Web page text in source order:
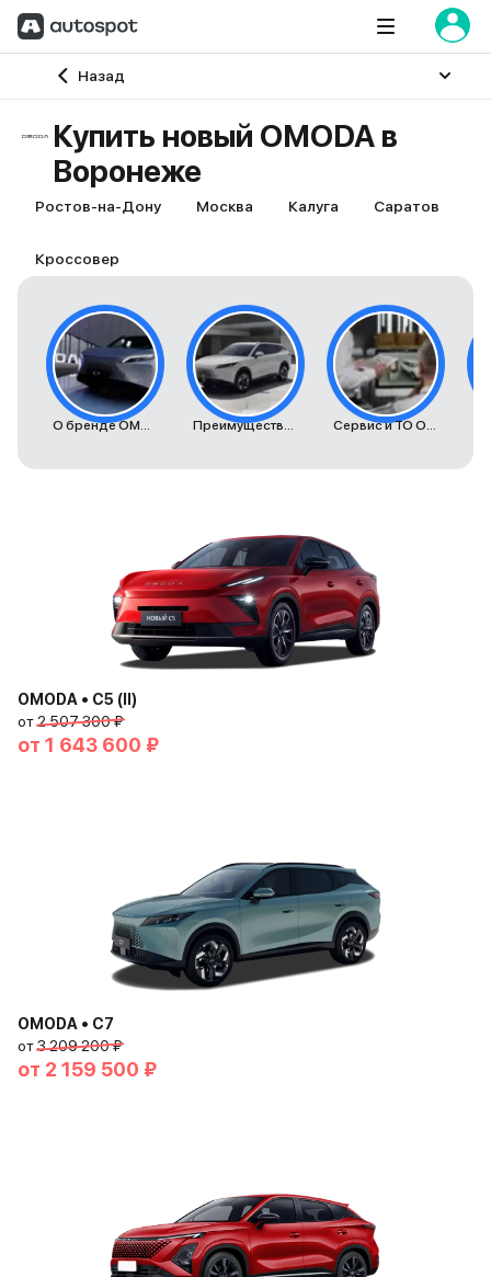
Назад
Главная
Купить новый OMODA в
Воронеже
Ростов-на-Дону Москва Калуга Саратов
Кроссовер
О бренде OMODA Преимущества автомобилей OMODA Сервис и ТО Omoda
OMODA • C5 (II)
от2 507 300 ₽
от 1 643 600 ₽
OMODA • C7
от3 209 200 ₽
от 2 159 500 ₽